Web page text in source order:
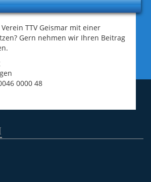
TTV Geismar mit einer
Gern nehmen wir Ihren Beitrag
0000 48